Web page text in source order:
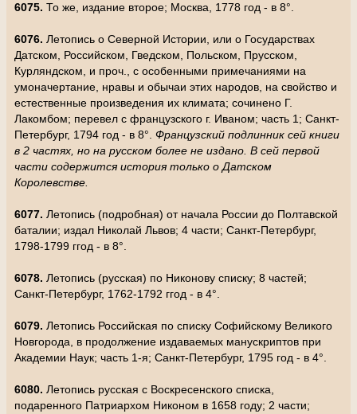
6075. То же, издание второе; Москва, 1778 год - в 8°.
6076. Летопись о Северной Истории, или о Государствах
Датском, Российском, Гведском, Польском, Прусском,
Курляндском, и проч., с особенными примечаниями на
умоначертание, нравы и обычаи этих народов, на свойство и
естественные произведения их климата; сочинено Г.
Лакомбом; перевел с французского г. Иваном; часть 1; Санкт-
Петербург, 1794 год - в 8°. Французский подлинник сей книги
в 2 частях, но на русском более не издано. В сей первой
части содержится история только о Датском
Королевстве.
6077. Летопись (подробная) от начала России до Полтавской
баталии; издал Николай Львов; 4 части; Санкт-Петербург,
1798-1799 ггод - в 8°.
6078. Летопись (русская) по Никонову списку; 8 частей;
Санкт-Петербург, 1762-1792 ггод - в 4°.
6079. Летопись Российская по списку Софийскому Великого
Новгорода, в продолжение издаваемых манускриптов при
Академии Наук; часть 1-я; Санкт-Петербург, 1795 год - в 4°.
6080. Летопись русская с Воскресенского списка,
подаренного Патриархом Никоном в 1658 году; 2 части;